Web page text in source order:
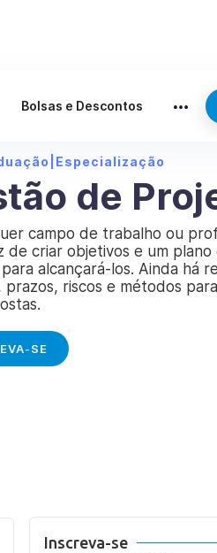
Bolsas e Descontos
Especialização
de
campo de trabalho ou
de criar objetivos e um plano
alcançará-los. Ainda há
prazos, riscos e métodos
SE
Inscreva-se